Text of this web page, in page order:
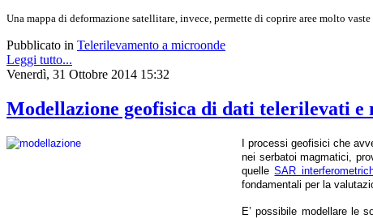
Una mappa di deformazione satellitare, invece, permette di coprire aree molto
Pubblicato in Telerilevamento a microonde
Leggi tutto...
Venerdì, 31 Ottobre 2014 15:32
Modellazione geofisica di dati telerilevati e
I processi geofisici che
nei serbatoi magmatici,
quelleSAR
fondamentali per la
E’ possibile modellare le